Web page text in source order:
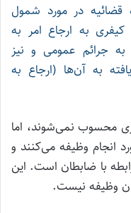
قضائیه در مورد شمول
دادرسی کیفری به ارجاع امر به
جرائم عمومی و نیز
به آن‌ها (ارجاع به
محسوب نمی‌شوند، اما
انجام وظیفه می‌کنند و
با ضابطان است. این
وظیفه نیست.